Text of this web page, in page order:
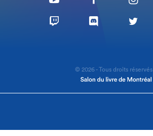
© 2026 - Tous droits réservés